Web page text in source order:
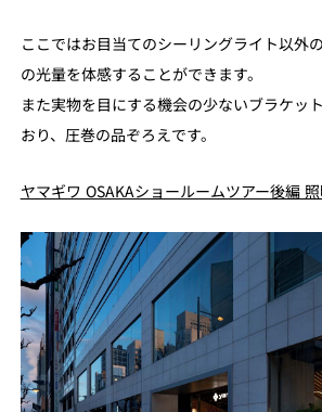
ここではお目当てのシーリングライト以外
の光量を体感することができます。
また実物を目にする機会の少ないブラケッ
おり、圧巻の品ぞろえです。
ヤマギワ OSAKAショールームツアー後編